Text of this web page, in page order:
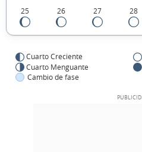
25 26 27 28
Cuarto Creciente
Cuarto Menguante
Cambio de fase